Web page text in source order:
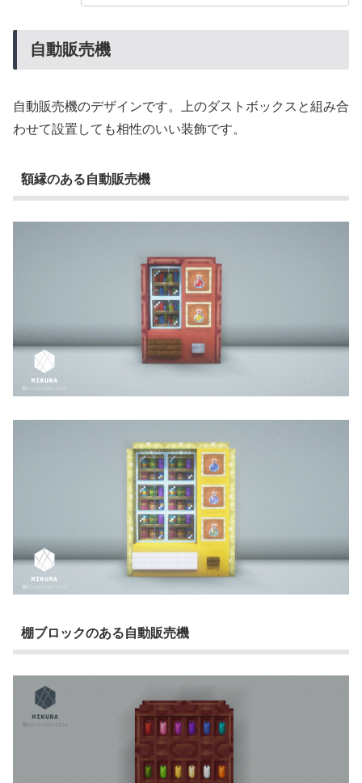
自動販売機
自動販売機のデザインです。上のダストボックスと組み合
わせて設置しても相性のいい装飾です。
額縁のある自動販売機
棚ブロックのある自動販売機